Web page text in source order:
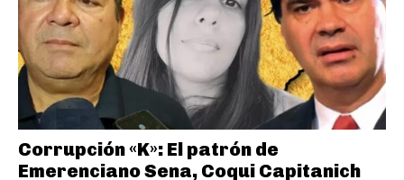
Corrupción «K»: El patrón de
Emerenciano Sena, Coqui Capitanich